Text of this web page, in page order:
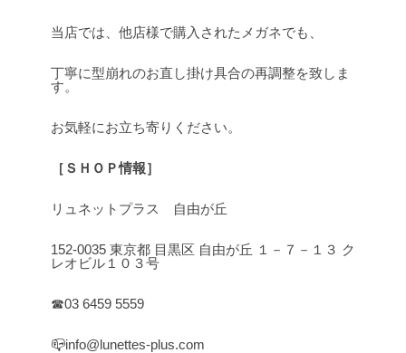
当店では、他店様で購入されたメガネでも、
丁寧に型崩れのお直し掛け具合の再調整を致しま
す。
お気軽にお立ち寄りください。
［ＳＨＯＰ情報］
リュネットプラス 自由が丘
152-0035 東京都 目黒区 自由が丘 １－７－１３ ク
レオビル１０３号
☎03 6459 5559
📪info@lunettes-plus.com